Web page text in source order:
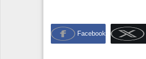
Facebook